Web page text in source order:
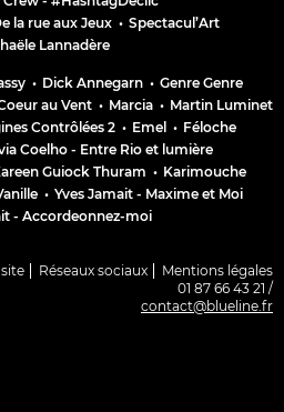
la rue aux Jeux • Spectacul’Art
Lannadère
• Dick Annegarn • Genre Genre
au Vent • Marcia • Martin Luminet
Contrôlées 2 • Emel • Féloche
Coelho - Entre Rio et lumière
Guiock Thuram • Karimouche
• Yves Jamait - Maxime et Moi
- Accordeonnez-moi
Réseaux sociaux
Mentions légales
01 87 66 43 21 /
contact@blueline.fr